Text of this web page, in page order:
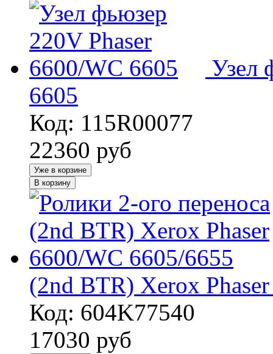
Узел
6605
Код: 115R00077
22360 руб
Уже в корзине
В корзину
(2nd BTR) Xerox
Код: 604K77540
17030 руб